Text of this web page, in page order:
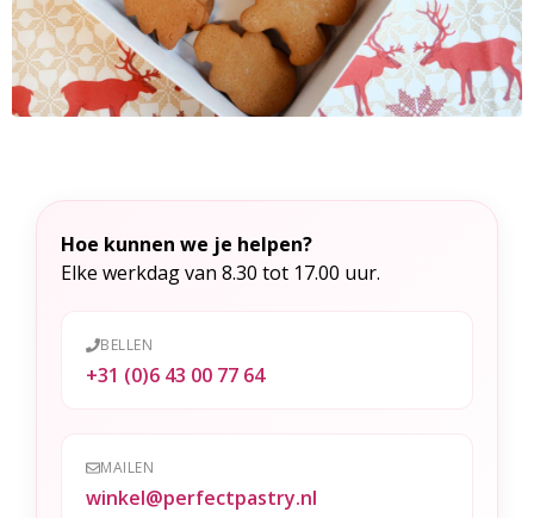
Hoe kunnen we je helpen?
Elke werkdag van 8.30 tot 17.00 uur.
BELLEN
+31 (0)6 43 00 77 64
MAILEN
winkel@perfectpastry.nl